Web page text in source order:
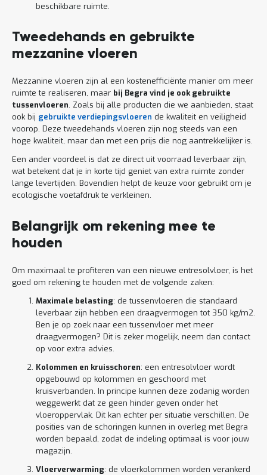
beschikbare ruimte.
Tweedehands en gebruikte
mezzanine vloeren
Mezzanine vloeren zijn al een kostenefficiënte manier om meer
ruimte te realiseren, maar bij Begra vind je ook gebruikte
tussenvloeren. Zoals bij alle producten die we aanbieden, staat
ook bij gebruikte verdiepingsvloeren de kwaliteit en veiligheid
voorop. Deze tweedehands vloeren zijn nog steeds van een
hoge kwaliteit, maar dan met een prijs die nog aantrekkelijker is.
Een ander voordeel is dat ze direct uit voorraad leverbaar zijn,
wat betekent dat je in korte tijd geniet van extra ruimte zonder
lange levertijden. Bovendien helpt de keuze voor gebruikt om je
ecologische voetafdruk te verkleinen.
Belangrijk om rekening mee te
houden
Om maximaal te profiteren van een nieuwe entresolvloer, is het
goed om rekening te houden met de volgende zaken:
Maximale belasting: de tussenvloeren die standaard
leverbaar zijn hebben een draagvermogen tot 350 kg/m2.
Ben je op zoek naar een tussenvloer met meer
draagvermogen? Dit is zeker mogelijk, neem dan contact
op voor extra advies.
Kolommen en kruisschoren: een entresolvloer wordt
opgebouwd op kolommen en geschoord met
kruisverbanden. In principe kunnen deze zodanig worden
weggewerkt dat ze geen hinder geven onder het
vloeroppervlak. Dit kan echter per situatie verschillen. De
posities van de schoringen kunnen in overleg met Begra
worden bepaald, zodat de indeling optimaal is voor jouw
magazijn.
Vloerverwarming: de vloerkolommen worden verankerd